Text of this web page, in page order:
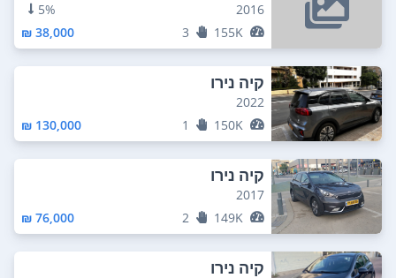
2016
5%
155K
3
38,000 ₪
קיה נירו
2022
150K
1
130,000 ₪
קיה נירו
2017
149K
2
76,000 ₪
קיה נירו